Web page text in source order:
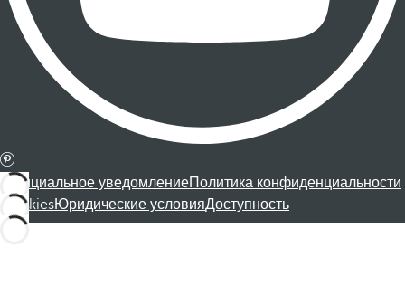
Официальное уведомлениеПолитика конфиденциальности
CookiesЮридические условияДоступность